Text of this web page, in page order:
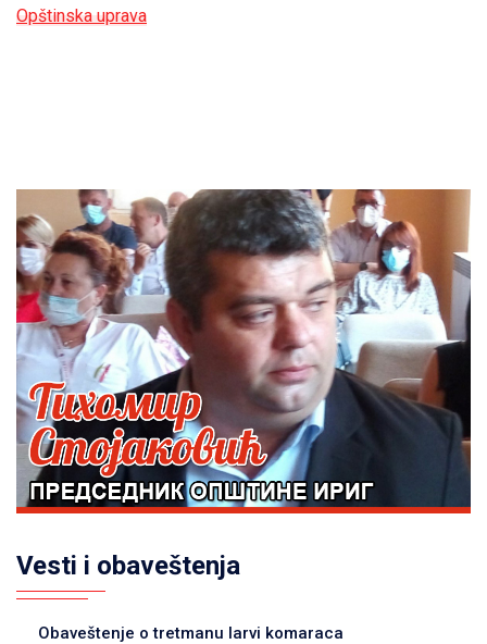
Opštinska uprava
Vesti i obaveštenja
Obaveštenje o tretmanu larvi komaraca